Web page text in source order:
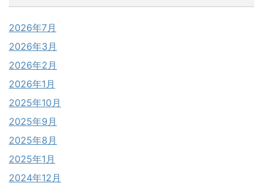
2026年7月
2026年3月
2026年2月
2026年1月
2025年10月
2025年9月
2025年8月
2025年1月
2024年12月